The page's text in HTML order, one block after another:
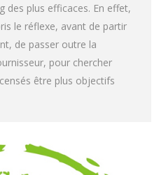
des plus efficaces. En effet,
le réflexe, avant de partir
de passer outre la
pour chercher
être plus objectifs